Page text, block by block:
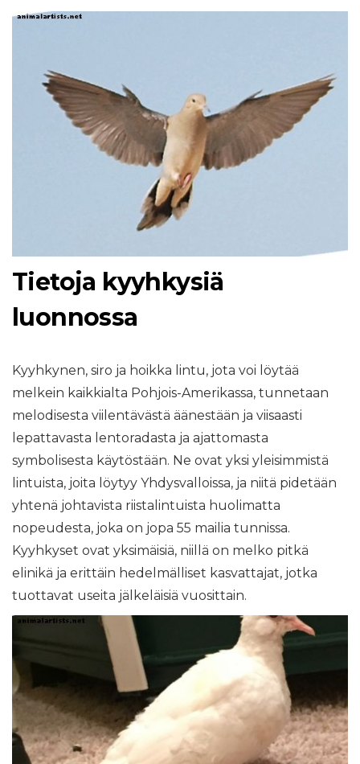
Tietoja kyyhkysiä
luonnossa
Kyyhkynen, siro ja hoikka lintu, jota voi löytää
melkein kaikkialta Pohjois-Amerikassa, tunnetaan
melodisesta viilentävästä äänestään ja viisaasti
lepattavasta lentoradasta ja ajattomasta
symbolisesta käytöstään. Ne ovat yksi yleisimmistä
lintuista, joita löytyy Yhdysvalloissa, ja niitä pidetään
yhtenä johtavista riistalintuista huolimatta
nopeudesta, joka on jopa 55 mailia tunnissa.
Kyyhkyset ovat yksimäisiä, niillä on melko pitkä
elinikä ja erittäin hedelmälliset kasvattajat, jotka
tuottavat useita jälkeläisiä vuosittain.